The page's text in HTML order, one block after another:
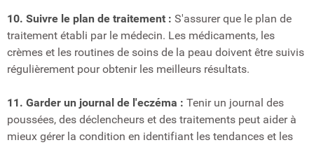
10. Suivre le plan de traitement : S'assurer que le plan de
traitement établi par le médecin. Les médicaments, les
crèmes et les routines de soins de la peau doivent être suivis
régulièrement pour obtenir les meilleurs résultats.
11. Garder un journal de l'eczéma : Tenir un journal des
poussées, des déclencheurs et des traitements peut aider à
mieux gérer la condition en identifiant les tendances et les